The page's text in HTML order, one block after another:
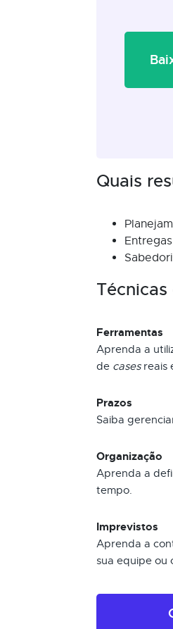
Quais
Ferramentas
Aprenda a
de casesreais
Prazos
Saiba
Organização
Aprenda a
tempo.
Imprevistos
Aprenda a
sua equipe ou